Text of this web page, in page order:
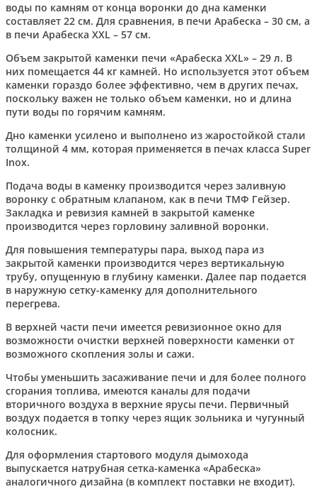
воды по камням от конца воронки до дна каменки
составляет 22 см. Для сравнения, в печи Арабеска – 30 см, а
в печи Арабеска XXL – 57 см.
Объем закрытой каменки печи «Арабеска XXL» – 29 л. В
них помещается 44 кг камней. Но используется этот объем
каменки гораздо более эффективно, чем в других печах,
поскольку важен не только объем каменки, но и длина
пути воды по горячим камням.
Дно каменки усилено и выполнено из жаростойкой стали
толщиной 4 мм, которая применяется в печах класса Super
Inox.
Подача воды в каменку производится через заливную
воронку с обратным клапаном, как в печи ТМФ Гейзер.
Закладка и ревизия камней в закрытой каменке
производится через горловину заливной воронки.
Для повышения температуры пара, выход пара из
закрытой каменки производится через вертикальную
трубу, опущенную в глубину каменки. Далее пар подается
в наружную сетку-каменку для дополнительного
перегрева.
В верхней части печи имеется ревизионное окно для
возможности очистки верхней поверхности каменки от
возможного скопления золы и сажи.
Чтобы уменьшить засаживание печи и для более полного
сгорания топлива, имеются каналы для подачи
вторичного воздуха в верхние ярусы печи. Первичный
воздух подается в топку через ящик зольника и чугунный
колосник.
Для оформления стартового модуля дымохода
выпускается натрубная сетка-каменка «Арабеска»
аналогичного дизайна (в комплект поставки не входит).